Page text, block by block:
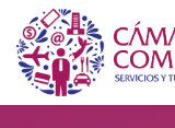
Ir al contenido